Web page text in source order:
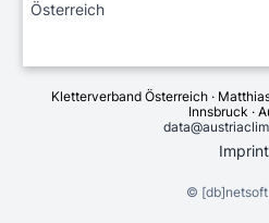
Österreich
Kletterverband Österreich ·
Innsbruck ·
Imprint
© [db]netsoft